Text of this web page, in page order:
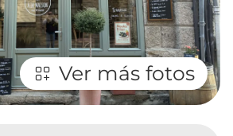
Ver más fotos